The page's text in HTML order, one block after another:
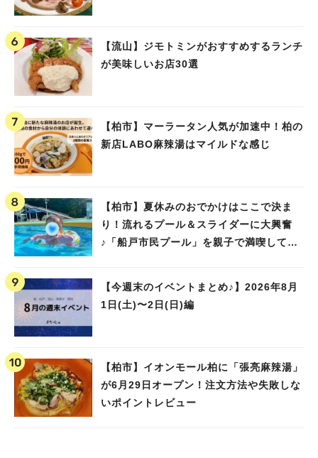
【流山】ジモトミンがおすすめするランチ
が美味しいお店30選
【柏市】マーラータン人気が加速中！柏の
新店LABO麻辣湯はマイルドな感じ
【柏市】夏休みのおでかけはここで決ま
り！流れるプール＆スライダーに大興奮
♪「船戸市民プール」を親子で満喫してき
【今週末のイベントまとめ♪】2026年8月
1日(土)〜2日(日)編
【柏市】イオンモール柏に「張亮麻辣湯」
が6月29日オープン！注文方法や失敗しな
いポイントレビュー